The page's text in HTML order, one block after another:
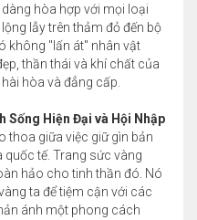
hòa hợp với mọi loại
lẫy trên thảm đỏ đến bộ
không "lấn át" nhân vật
thần thái và khí chất của
hòa và đẳng cấp.
Sống Hiện Đại và Hội Nhập
thoa giữa việc giữ gìn bản
quốc tế. Trang sức vàng
hảo cho tinh thần đó. Nó
ta để tiệm cận với các
ánh một phong cách